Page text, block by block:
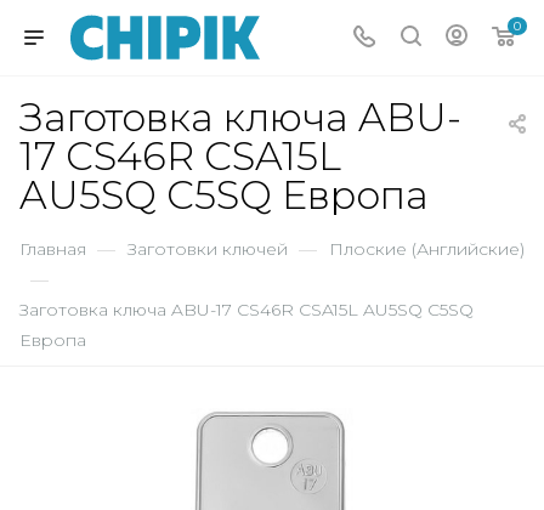
0
Заготовка ключа ABU-
17 CS46R CSA15L
AU5SQ C5SQ Европа
Главная — Заготовки ключей — Плоские (Английские)
—
Заготовка ключа ABU-17 CS46R CSA15L AU5SQ C5SQ
Европа